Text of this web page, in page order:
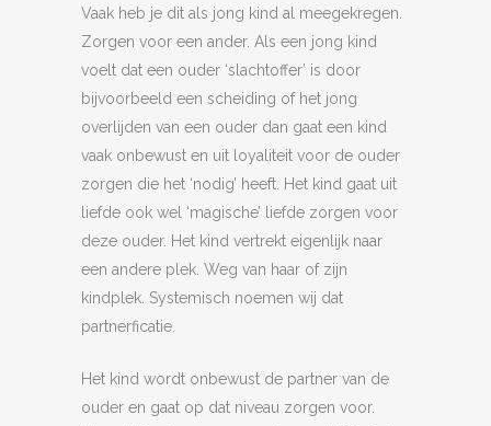
Vaak heb je dit als jong kind al meegekregen.
Zorgen voor een ander. Als een jong kind
voelt dat een ouder ‘slachtoffer’ is door
bijvoorbeeld een scheiding of het jong
overlijden van een ouder dan gaat een kind
vaak onbewust en uit loyaliteit voor de ouder
zorgen die het ‘nodig’ heeft. Het kind gaat uit
liefde ook wel ‘magische’ liefde zorgen voor
deze ouder. Het kind vertrekt eigenlijk naar
een andere plek. Weg van haar of zijn
kindplek. Systemisch noemen wij dat
partnerficatie.
Het kind wordt onbewust de partner van de
ouder en gaat op dat niveau zorgen voor.